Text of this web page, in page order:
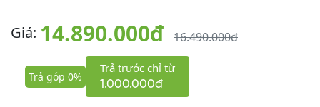
Giá: 14.890.000đ 16.490.000đ
Trả góp 0%
Trả trước chỉ từ
1.000.000đ